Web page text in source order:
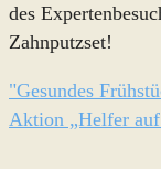
des
Zahnputzset!
"Gesundes
Aktion „Helfer